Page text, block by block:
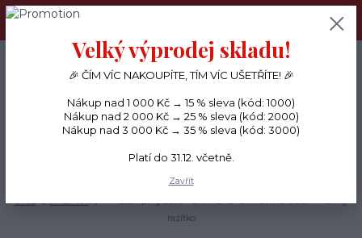
PŘÁNÍČKA a PAPÍROVÉ DÁRKY odesílám každý den, KREATIVNÍ
Menu
CZK
+420 734 380 930
(Po-Ne, 8-20 hod.)
razítko
Velký výprodej skladu!
🎉 ČÍM VÍC NAKOUPÍTE, TÍM VÍC UŠETŘÍTE! 🎉
Nákup nad 1 000 Kč → 15 % sleva (kód: 1000)
Nákup nad 2 000 Kč → 25 % sleva (kód: 2000)
Nákup nad 3 000 Kč → 35 % sleva (kód: 3000)
Platí do 31.12. včetně.
Zavřít